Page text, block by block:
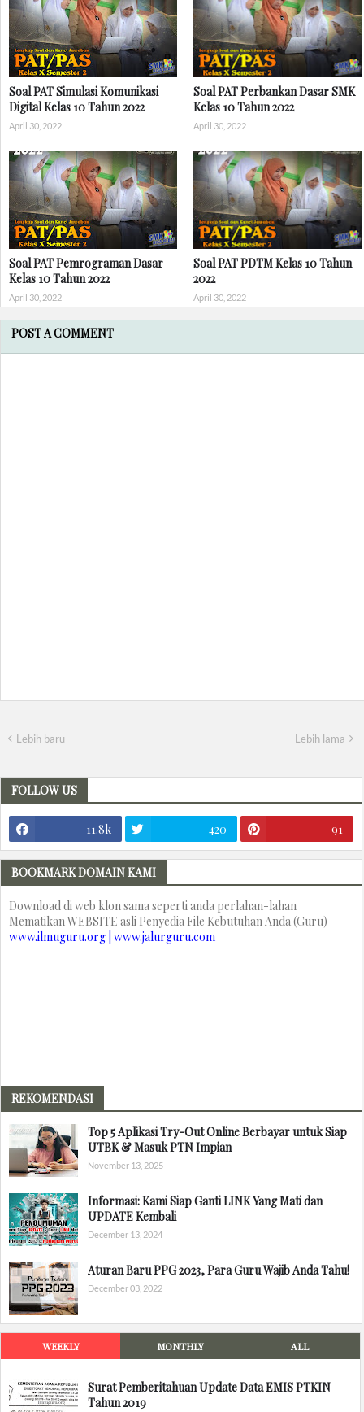
Soal PAT Simulasi Komunikasi
Digital Kelas 10 Tahun 2022
April 30, 2022
Soal PAT Perbankan Dasar SMK
Kelas 10 Tahun 2022
April 30, 2022
Soal PAT Pemrograman Dasar
Kelas 10 Tahun 2022
April 30, 2022
Soal PAT PDTM Kelas 10 Tahun
2022
April 30, 2022
POST A COMMENT
Lebih baru Lebih lama
FOLLOW US
11.8k 420 91
BOOKMARK DOMAIN KAMI
Download di web klon sama seperti anda perlahan-lahan
Mematikan WEBSITE asli Penyedia File Kebutuhan Anda (Guru)
www.ilmuguru.org | www.jalurguru.com
REKOMENDASI
Top 5 Aplikasi Try-Out Online Berbayar untuk Siap
UTBK & Masuk PTN Impian
November 13, 2025
Informasi: Kami Siap Ganti LINK Yang Mati dan
UPDATE Kembali
December 13, 2024
Aturan Baru PPG 2023, Para Guru Wajib Anda Tahu!
December 03, 2022
WEEKLY MONTHLY ALL
Surat Pemberitahuan Update Data EMIS PTKIN
Tahun 2019